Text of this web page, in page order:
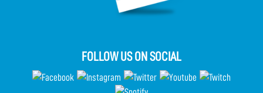
FOLLOW US ON SOCIAL